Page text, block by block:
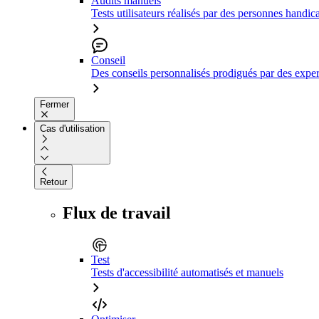
Tests utilisateurs réalisés par des personnes
Conseil
Des conseils personnalisés prodigués par des
Fermer
Cas d'utilisation
Retour
Flux de travail
Test
Tests d'accessibilité automatisés et manuels